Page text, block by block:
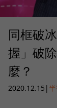
同框破
握」破
麼？
2020.12.15 |